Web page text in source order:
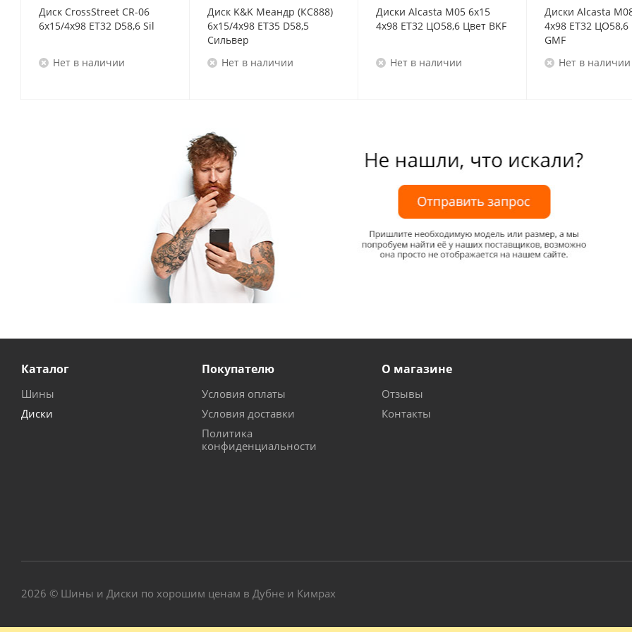
Диск CrossStreet CR-06
6x15/4x98 ET32 D58,6 Sil
Нет в наличии
Диск K&K Меандр (КС888)
6x15/4x98 ET35 D58,5
Сильвер
Нет в наличии
Диски Alcasta M05 6x15
4x98 ET32 ЦО58,6 Цвет BKF
Нет в наличии
Диски Alcasta
4x98 ET32 ЦО58,6
GMF
Нет в наличии
Каталог
Шины
Диски
Покупателю
Условия оплаты
Условия доставки
Политика
конфиденциальности
О магазине
Отзывы
Контакты
2026 © Шины и Диски по хорошим ценам в Дубне и Кимрах